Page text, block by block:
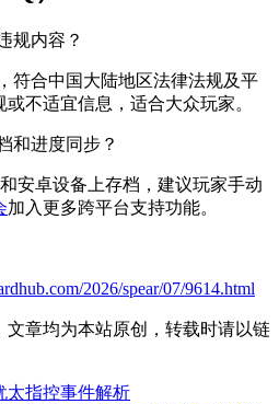
规内容？
符合中国大陆地区法律法规及平
不适宜信息，适合大众玩家。
和进度同步？
安卓设备上存档，建议玩家手动
加入更多跨平台支持功能。
2026/spear/07/9614.html
文章均为本站原创，转载时请以链
太指控事件解析